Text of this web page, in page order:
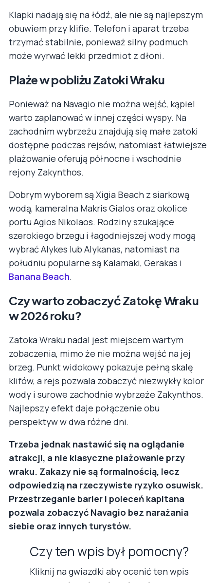
Klapki nadają się na łódź, ale nie są najlepszym
obuwiem przy klifie. Telefon i aparat trzeba
trzymać stabilnie, ponieważ silny podmuch
może wyrwać lekki przedmiot z dłoni.
Plaże w pobliżu Zatoki Wraku
Ponieważ na Navagio nie można wejść, kąpiel
warto zaplanować w innej części wyspy. Na
zachodnim wybrzeżu znajdują się małe zatoki
dostępne podczas rejsów, natomiast łatwiejsze
plażowanie oferują północne i wschodnie
rejony Zakynthos.
Dobrym wyborem są Xigia Beach z siarkową
wodą, kameralna Makris Gialos oraz okolice
portu Agios Nikolaos. Rodziny szukające
szerokiego brzegu i łagodniejszej wody mogą
wybrać Alykes lub Alykanas, natomiast na
południu popularne są Kalamaki, Gerakas i
Banana Beach.
Czy warto zobaczyć Zatokę Wraku
w 2026 roku?
Zatoka Wraku nadal jest miejscem wartym
zobaczenia, mimo że nie można wejść na jej
brzeg. Punkt widokowy pokazuje pełną skalę
klifów, a rejs pozwala zobaczyć niezwykły kolor
wody i surowe zachodnie wybrzeże Zakynthos.
Najlepszy efekt daje połączenie obu
perspektyw w dwa różne dni.
Trzeba jednak nastawić się na oglądanie
atrakcji, a nie klasyczne plażowanie przy
wraku. Zakazy nie są formalnością, lecz
odpowiedzią na rzeczywiste ryzyko osuwisk.
Przestrzeganie barier i poleceń kapitana
pozwala zobaczyć Navagio bez narażania
siebie oraz innych turystów.
Czy ten wpis był pomocny?
Kliknij na gwiazdki aby ocenić ten wpis